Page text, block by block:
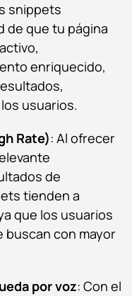
snippets
de que tu página
enriquecido,
usuarios.
Rate): Al ofrecer
de
tienden a
que los usuarios
con mayor
por voz: Con el